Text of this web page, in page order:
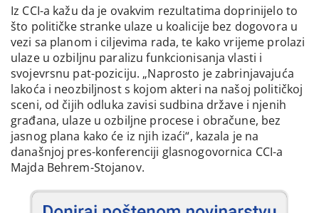
Iz CCI-a kažu da je ovakvim rezultatima doprinijelo to
što političke stranke ulaze u koalicije bez dogovora u
vezi sa planom i ciljevima rada, te kako vrijeme prolazi
ulaze u ozbiljnu paralizu funkcionisanja vlasti i
svojevrsnu pat-poziciju. „Naprosto je zabrinjavajuća
lakoća i neozbiljnost s kojom akteri na našoj političkoj
sceni, od čijih odluka zavisi sudbina države i njenih
građana, ulaze u ozbiljne procese i obračune, bez
jasnog plana kako će iz njih izaći“, kazala je na
današnjoj pres-konferenciji glasnogovornica CCI-a
Majda Behrem-Stojanov.